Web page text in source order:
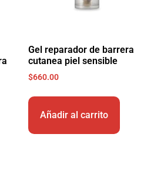
Gel reparador de barrera
cutanea piel sensible
$660.00
Añadir al carrito